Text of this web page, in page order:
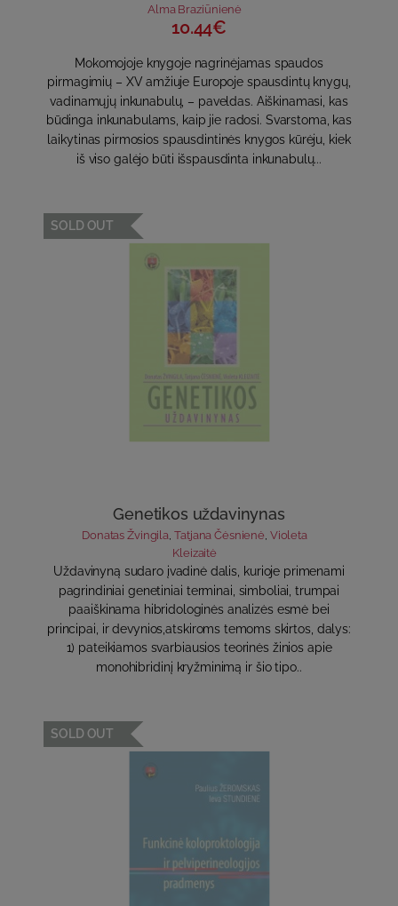
Alma Braziūnienė
10.44€
Mokomojoje knygoje nagrinėjamas spaudos
pirmagimių – XV amžiuje Europoje spausdintų knygų,
vadinamųjų inkunabulų, – paveldas. Aiškinamasi, kas
būdinga inkunabulams, kaip jie radosi. Svarstoma, kas
laikytinas pirmosios spausdintinės knygos kūrėju, kiek
iš viso galėjo būti išspausdinta inkunabulų...
SOLD OUT
Genetikos uždavinynas
Donatas Žvingila,Tatjana Čėsnienė, Violeta
Kleizaitė
Uždavinyną sudaro įvadinė dalis, kurioje primenami
pagrindiniai ge­netiniai terminai, simboliai, trumpai
paaiškinama hibridologinės analizės esmė bei
principai, ir devynios,atskiroms temoms skirtos, dalys:
1) patei­kiamos svarbiausios teorinės žinios apie
monohibridinį kryžminimą ir šio tipo..
SOLD OUT